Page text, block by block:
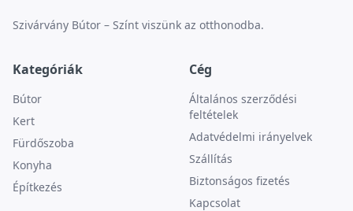
Szivárvány Bútor – Színt viszünk az otthonodba.
Kategóriák
Bútor
Kert
Fürdőszoba
Konyha
Építkezés
Cég
Általános szerződési
feltételek
Adatvédelmi irányelvek
Szállítás
Biztonságos fizetés
Kapcsolat